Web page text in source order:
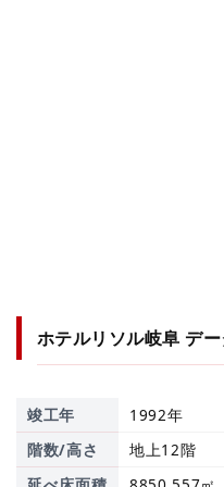
ホテルリソル岐阜 デ
竣工年
1992年
階数/高さ
地上12階